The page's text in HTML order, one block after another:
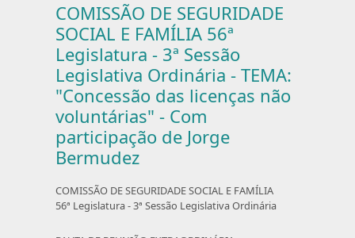
COMISSÃO DE SEGURIDADE
SOCIAL E FAMÍLIA 56ª
Legislatura - 3ª Sessão
Legislativa Ordinária - TEMA:
"Concessão das licenças não
voluntárias" - Com
participação de Jorge
Bermudez
COMISSÃO DE SEGURIDADE SOCIAL E FAMÍLIA
56ª Legislatura - 3ª Sessão Legislativa Ordinária